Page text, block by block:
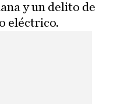
y un delito de
eléctrico.